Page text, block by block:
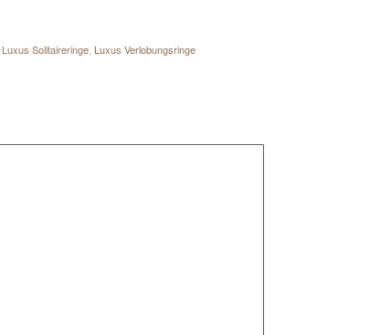
Luxus Solitaireringe Luxus Verlobungsringe